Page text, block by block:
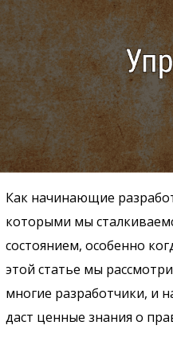
Как начинающие
которыми мы
состоянием, особенно
этой статье мы
многие разработчики, и
даст ценные знания о